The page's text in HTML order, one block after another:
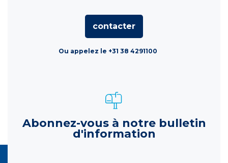
contacter
Ou appelez le +31 38 4291100
Abonnez-vous à notre bulletin
d'information